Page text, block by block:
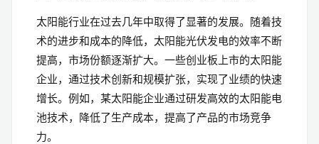
太阳能行业在过去几年中取得了显著的发展。随着技
术的进步和成本的降低，太阳能光伏发电的效率不断
提高，市场份额逐渐扩大。一些创业板上市的太阳能
企业，通过技术创新和规模扩张，实现了业绩的快速
增长。例如，某太阳能企业通过研发高效的太阳能电
池技术，降低了生产成本，提高了产品的市场竞争
力。